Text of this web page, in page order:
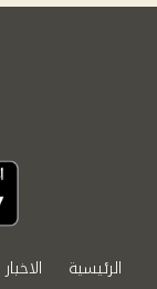
الرئيسية